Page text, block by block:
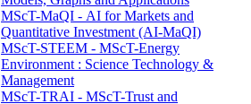
MScT-MaQI - AI for Markets and
Quantitative Investment (AI-MaQI)
MScT-STEEM - MScT-Energy
Environment : Science Technology &
Management
MScT-TRAI - MScT-Trust and